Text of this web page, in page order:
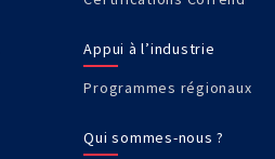
Appui à l’industrie
Programmes régionaux
Qui sommes-nous ?